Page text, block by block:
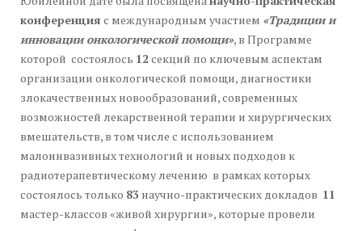
конференция с международным участием «Традиции и
инновации онкологической помощи», в Программе
которой состоялось 12секций по ключевым аспектам
организации онкологической помощи, диагностики
злокачественных новообразований, современных
возможностей лекарственной терапии и хирургических
вмешательств, в том числе с использованием
малоинвазивных технологий и новых подходов к
радиотерапевтическому лечению в рамках которых
состоялось только 83 научно-практических докладов 11
мастер-классов «живой хирургии», которые провели